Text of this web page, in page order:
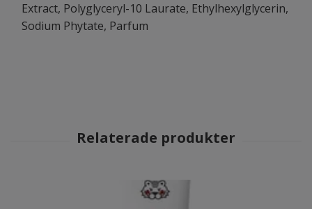
Extract, Polyglyceryl-10 Laurate, Ethylhexylglycerin,
Sodium Phytate, Parfum